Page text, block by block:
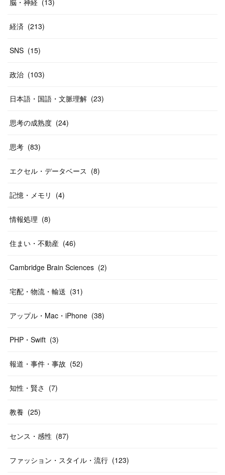
脳・神経 (13)
経済 (213)
SNS (15)
政治 (103)
日本語・国語・文脈理解 (23)
思考の成熟度 (24)
思考 (83)
エクセル・データベース (8)
記憶・メモリ (4)
情報処理 (8)
住まい・不動産 (46)
Cambridge Brain Sciences (2)
宅配・物流・輸送 (31)
アップル・Mac・iPhone (38)
PHP・Swift (3)
報道・事件・事故 (52)
知性・賢さ (7)
教養 (25)
センス・感性 (87)
ファッション・スタイル・流行 (123)